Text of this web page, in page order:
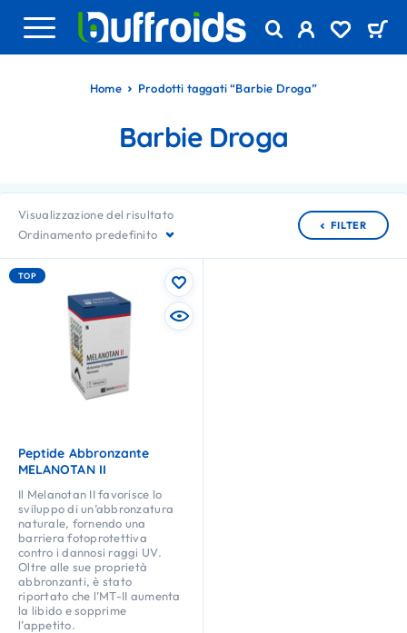
Home Prodotti taggati “Barbie Droga”
Barbie Droga
Visualizzazione del risultato
Ordinamento predefinito
FILTER
TOP
Peptide Abbronzante
MELANOTAN II
Il Melanotan II favorisce lo
sviluppo di un’abbronzatura
naturale, fornendo una
barriera fotoprotettiva
contro i dannosi raggi UV.
Oltre alle sue proprietà
abbronzanti, è stato
riportato che l’MT-II aumenta
la libido e sopprime
l’appetito.